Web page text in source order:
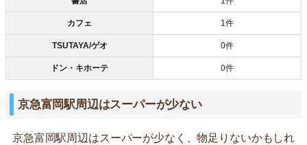
カフェ 1件
TSUTAYA/ゲオ 0件
ドン・キホーテ 0件
京急富岡駅周辺はスーパーが少ない
京急富岡駅周辺はスーパーが少なく、物足りないかもしれ